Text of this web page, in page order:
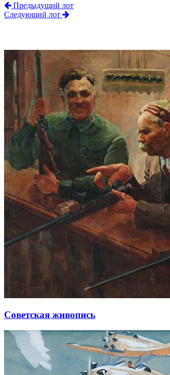
Предыдущий лот
Следующий лот
Советская живопись